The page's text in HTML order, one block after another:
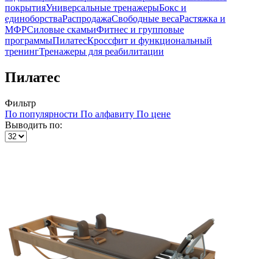
покрытияУниверсальные тренажерыБокс и
единоборстваРаспродажаСвободные весаРастяжка и
МФРСиловые скамьиФитнес и групповые
программыПилатесКроссфит и функциональный
тренингТренажеры для реабилитации
Пилатес
Фильтр
По популярности По алфавиту По цене
Выводить по: